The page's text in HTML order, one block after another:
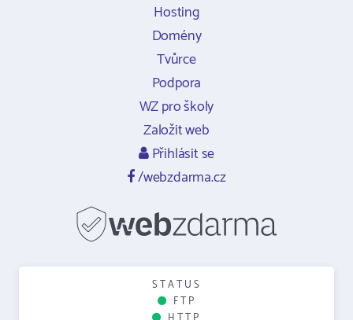
Hosting
Domény
Tvůrce
Podpora
WZ pro školy
Založit web
Přihlásit se
/webzdarma.cz
STATUS
FTP